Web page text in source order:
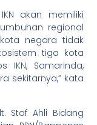
akan memiliki
regional
negara tidak
tiga kota
IKN, Samarinda,
sekitarnya,” kata
Staf Ahli Bidang